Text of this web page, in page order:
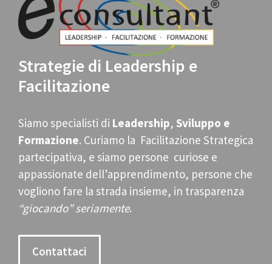
Strategie di Leadership e
Facilitazione
Siamo specialisti di Leadership, Sviluppo e
Formazione. Curiamo la Facilitazione Strategica
partecipativa, e siamo persone curiose e
appassionate dell’apprendimento, persone che
vogliono fare la strada insieme, in trasparenza
“giocando” seriamente.
Contattaci